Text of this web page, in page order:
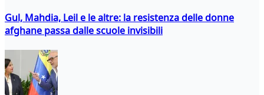
Gul, Mahdia, Leil e le altre: la resistenza delle donne
afghane passa dalle scuole invisibili